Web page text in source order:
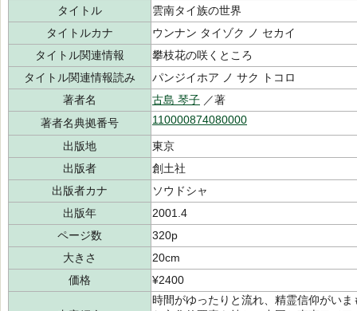
タイトル
雲南タイ族の世界
タイトルカナ
ウンナン タイゾク ノ セカイ
タイトル関連情報
攀枝花の咲くところ
タイトル関連情報読み
パンジイホア ノ サク トコロ
著者名
古島 琴子 ／著
著者名典拠番号
110000874080000
出版地
東京
出版者
創土社
出版者カナ
ソウドシャ
出版年
2001.4
ページ数
320p
大きさ
20cm
価格
¥2400
時間がゆったりと流れ、精霊信仰がい